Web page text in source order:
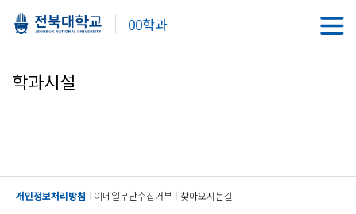
00학과
학과시설
개인정보처리방침 이메일무단수집거부 찾아오시는길